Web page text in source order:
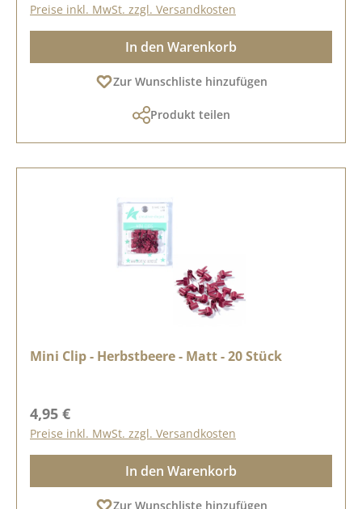
Preise inkl. MwSt. zzgl. Versandkosten
In den Warenkorb
Zur Wunschliste hinzufügen
Produkt teilen
Mini Clip - Herbstbeere - Matt - 20 Stück
Regulärer Preis:
4,95 €
Preise inkl. MwSt. zzgl. Versandkosten
In den Warenkorb
Zur Wunschliste hinzufügen